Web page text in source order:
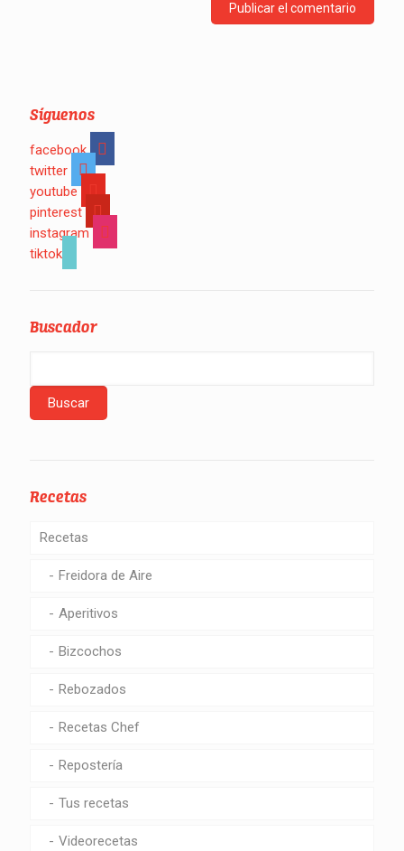
Síguenos
facebook
twitter
youtube
pinterest
instagram
tiktok
Buscador
Recetas
Recetas
Freidora de Aire
Aperitivos
Bizcochos
Rebozados
Recetas Chef
Repostería
Tus recetas
Videorecetas